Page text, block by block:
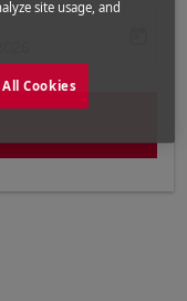
site usage, and
Cookies